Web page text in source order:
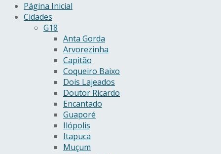
Página Inicial
Cidades
G18
Anta Gorda
Arvorezinha
Capitão
Coqueiro Baixo
Dois Lajeados
Doutor Ricardo
Encantado
Guaporé
Ilópolis
Itapuca
Muçum